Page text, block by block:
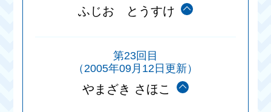
ふじお とうすけ
第23回目
（2005年09月12日更新）
やまざき さほこ